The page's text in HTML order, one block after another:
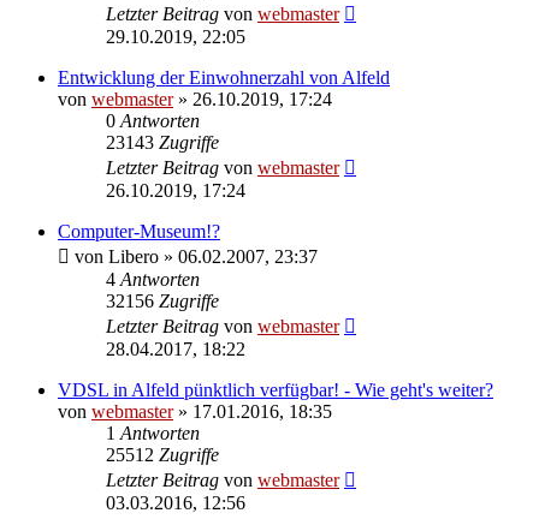
Letzter Beitrag von webmaster
29.10.2019, 22:05
Entwicklung der Einwohnerzahl von Alfeld
von webmaster» 26.10.2019, 17:24
0 Antworten
23143 Zugriffe
Letzter Beitrag von webmaster
26.10.2019, 17:24
Computer-Museum!?
von Libero » 06.02.2007, 23:37
4 Antworten
32156 Zugriffe
Letzter Beitrag von webmaster
28.04.2017, 18:22
VDSL in Alfeld pünktlich verfügbar! - Wie geht's weiter?
von webmaster» 17.01.2016, 18:35
1 Antworten
25512 Zugriffe
Letzter Beitrag von webmaster
03.03.2016, 12:56